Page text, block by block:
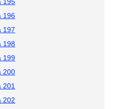
196
197
198
199
200
201
202